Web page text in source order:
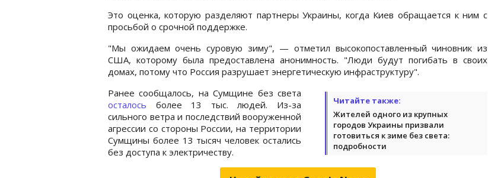
Это оценка, которую разделяют партнеры Украины, когда Киев обращается к ним с
просьбой о срочной поддержке.
"Мы ожидаем очень суровую зиму", — отметил высокопоставленный чиновник из
США, которому была предоставлена анонимность. "Люди будут погибать в своих
домах, потому что Россия разрушает энергетическую инфраструктуру".
Читайте также:
Жителей одного из крупных
городов Украины призвали
готовиться к зиме без света:
подробности
Ранее сообщалось, на Сумщине без света
осталось более 13 тыс. людей. Из-за
сильного ветра и последствий вооруженной
агрессии со стороны России, на территории
Сумщины более 13 тысяч человек остались
без доступа к электричеству.